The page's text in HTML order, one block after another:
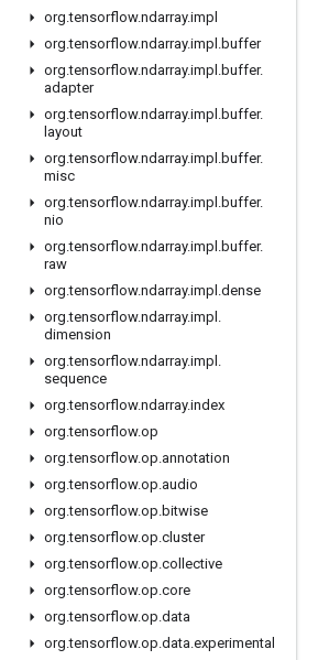
org.tensorflow.ndarray.impl
org.tensorflow.ndarray.impl .buffer
org.tensorflow.ndarray.impl .buffer.
adapter
org.tensorflow.ndarray.impl .buffer.
layout
org.tensorflow.ndarray.impl .buffer.
misc
org.tensorflow.ndarray.impl .buffer.
nio
org.tensorflow.ndarray.impl .buffer.
raw
org.tensorflow.ndarray.impl .dense
org.tensorflow.ndarray.impl .
dimension
org.tensorflow.ndarray.impl .
sequence
org.tensorflow.ndarray.index
org.tensorflow.op
org.tensorflow.op.annotation
org.tensorflow.op.audio
org.tensorflow.op.bitwise
org.tensorflow.op.cluster
org.tensorflow.op.collective
org.tensorflow.op.core
org.tensorflow.op.data
org.tensorflow.op.data.experimental